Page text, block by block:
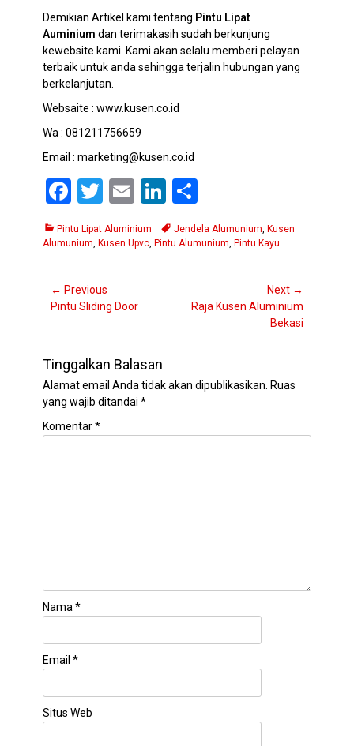
Demikian Artikel kami tentang Pintu Lipat
Auminium dan terimakasih sudah berkunjung
kewebsite kami. Kami akan selalu memberi pelayan
terbaik untuk anda sehingga terjalin hubungan yang
berkelanjutan.
Websaite : www.kusen.co.id
Wa : 081211756659
Email : marketing@kusen.co.id
F
ce
o
o
T
tt
E
ail
Li
n
ke ar
Categories
Pintu Lipat Aluminium TagsJendela Alumunium Kusen
Alumunium Kusen Upvc Pintu Alumunium Pintu Kayu
Navigasi
pos
← Previous
Previous
Pintu Sliding Door
Next →
NextRaja Kusen Aluminium
Bekasi
Tinggalkan Balasan
Alamat email Anda tidak akan dipublikasikan. Ruas
yang wajib ditandai *
Komentar*
Nama *
Email *
Situs Web